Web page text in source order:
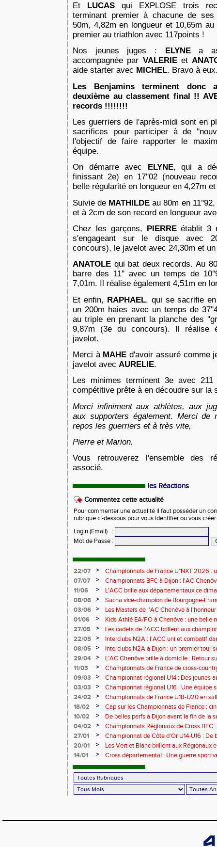
Et LUCAS qui EXPLOSE trois
terminant premier à chacune de
50m, 4,82m en longueur et 10,65m
premier au triathlon avec 117points !
Nos jeunes juges :
ELYNEa
accompagnée par VALERIE et
aide starter avec MICHEL. Bravo à
Les Benjamins terminent donc
deuxième au classement final !!
records !!!!!!!!
Les guerriers de l'après-midi sont en
sacrifices pour participer à de
l'objectif de faire rapporter le
équipe.
On démarre avec
ELYNE, qui a
finissant 2e) en 17''02 (nouveau
belle régularité en longueur en 4,27m
Suivie de MATHILDE au 80m en
et à 2cm de son record en longueur
Chez les garçons, PIERREétablit 3
s'engageant sur le disque avec
concours), le javelot avec 24,30m et
ANATOLE qui bat deux records. Au
barre des 11'' avec un temps de
7,01m. Il réalise également 4,51m en
Et enfin, RAPHAEL, qui se sacrifie
un 200m haies avec un tempsde
au triple en prenant la planche des
9,87m (3e du concours). Il réalise
javelot.
Merci à MAHE d'avoir assuré comme
javelot avec AURELIE.
Les minimes terminent 3e avec
compétitive prête à en découdre sur la
Merci infiniment aux athlètes, aux
aux supporters également. Merci de
repos les guerriers et à très vite,
Pierre et Marion.
Vous retrouverez l'ensemble des
associé.
les Réactions
Commentez cette actualité
Pour commenter une actualité il faut posséder un
rubrique ci-dessous pour vous identifier ou vous
Login (Email)
:
Mot de Passe :
22/07 >
Championnats de France U*NXT 2026 :
d'enseignements pour nos deux cadets
07/07 >
Championnats BFC à Dijon : l'AC
des conditions exceptionnelles
11/06 >
L'ACC brille aux départementaux ce
08/06
>
Sacha vice-champion de Bourgogne-
recordman du club au décathlon
03/06 >
Les Masters de l'AC Chenôve à
Bourgogne-Franche-Comté à Dole
01/06 >
Kids Athlé EA/PO à Chenôve : une belle
27/05
>
Les cadets de l’ACC brillent aux
Dijon
22/05 >
Interclubs N2A : l’ACC uni et combatif
08/05
>
Interclubs N2A à Dijon : un premier tour
29/04
>
L’AC Chenôve brille à domicile : Retour
11/03
>
Championnats de France de cross-
Carhaix
09/03 >
Championnat régional U14 : Des jeunes
03/03
>
Championnat régional U16 : Une équipe
24/02
>
Championnats de France U18-U20 en
sommet
18/02 >
Cap sur les Championnats de France :
Sarrebourg
10/02 >
De belles perfs à Dijon avant la fin de la
04/02
>
Championnats Régionaux de Cross BFC
Vesoul
27/01 >
Championnat de Côte d’Or U14-U16 :
jeunes !
20/01 >
Les Vert et Blanc brillent aux Régionaux
14/01
> Cross départemental : Une guerre